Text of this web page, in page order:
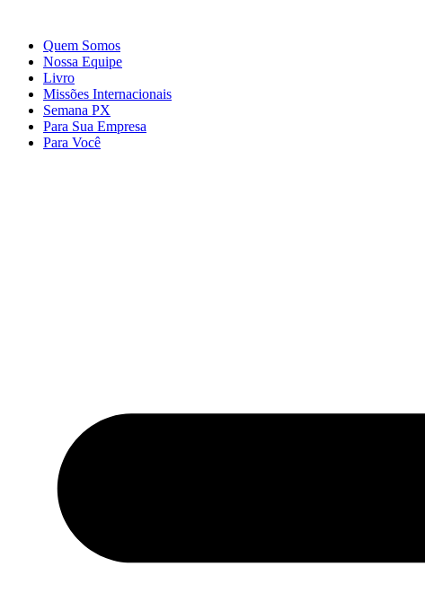
conteúdo
Quem Somos
Nossa Equipe
Livro
Missões Internacionais
Semana PX
Para Sua Empresa
Para Você